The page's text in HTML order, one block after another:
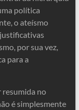
política
o ateísmo
por sua vez,
para a
resumida no
é simplesmente